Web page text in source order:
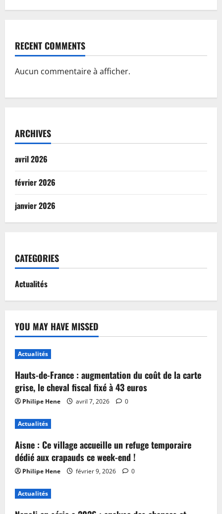
RECENT COMMENTS
Aucun commentaire à afficher.
ARCHIVES
avril 2026
février 2026
janvier 2026
CATEGORIES
Actualités
YOU MAY HAVE MISSED
Actualités
Hauts-de-France : augmentation du coût de la carte
grise, le cheval fiscal fixé à 43 euros
Philipe Hene avril 7, 2026 0
Actualités
Aisne : Ce village accueille un refuge temporaire
dédié aux crapauds ce week-end !
Philipe Hene février 9, 2026 0
Actualités